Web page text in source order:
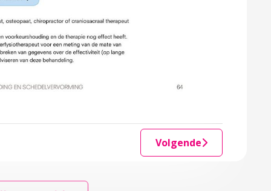
Volgende